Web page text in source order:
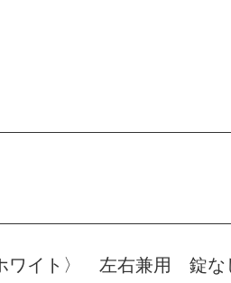
イト〉 左右兼用 錠な